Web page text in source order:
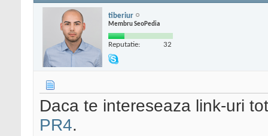
tiberiur
Membru SeoPedia
Reputatie: 32
Daca te intereseaza link-uri
PR4.